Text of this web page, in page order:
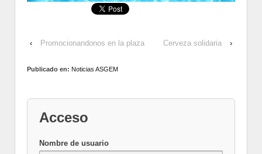
‹ Promocionandonos en la plaza Cerveza solidaria ›
Publicado en: Noticias ASGEM
Acceso
Nombre de usuario